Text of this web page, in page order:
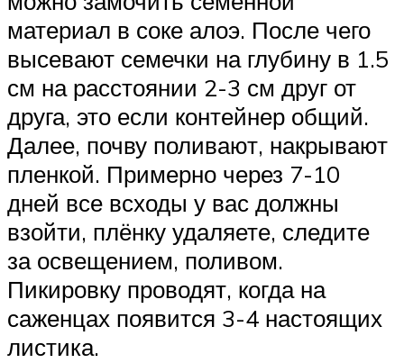
материал в соке алоэ. После чего
высевают семечки на глубину в 1.5
см на расстоянии 2-3 см друг от
друга, это если контейнер общий.
Далее, почву поливают, накрывают
пленкой. Примерно через 7-10
дней все всходы у вас должны
взойти, плёнку удаляете, следите
за освещением, поливом.
Пикировку проводят, когда на
саженцах появится 3-4 настоящих
листика.